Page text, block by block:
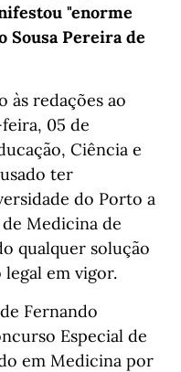
"enorme
Sousa Pereira de
às redações ao
05 de
Ciência e
ter
do Porto a
Medicina de
qualquer solução
legal em vigor.
Fernando
Especial de
em Medicina por